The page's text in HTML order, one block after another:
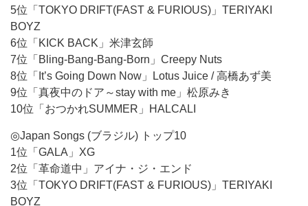
5位「TOKYO DRIFT(FAST & FURIOUS)」TERIYAKI
BOYZ
6位「KICK BACK」米津玄師
7位「Bling-Bang-Bang-Born」Creepy Nuts
8位「It’s Going Down Now」Lotus Juice / 高橋あず美
9位「真夜中のドア～stay with me」松原みき
10位「おつかれSUMMER」HALCALI
◎Japan Songs (ブラジル) トップ10
1位「GALA」XG
2位「革命道中」アイナ・ジ・エンド
3位「TOKYO DRIFT(FAST & FURIOUS)」TERIYAKI
BOYZ